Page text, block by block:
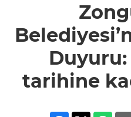
Duyuru:
tarihine